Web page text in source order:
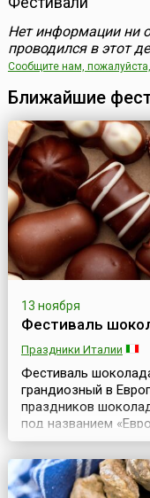
Нет информации ни
проводился в этот
Сообщите нам,
Ближайшие
13 ноября
Фестиваль
Праздники Италии
Фестиваль
грандиозный в
праздников
под названием
10 дней. В
последние годы
мира, на несколько
шоколада и